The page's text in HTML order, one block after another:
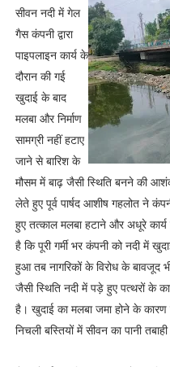
सीवन नदी में गेल
गैस कंपनी द्वारा
पाइपलाइन कार्य के
दौरान की गई
खुदाई के बाद
मलबा और निर्माण
सामग्री नहीं हटाए
जाने से बारिश के
मौसम में बाढ़ जैसी स्थिति बनने की
लेते हुए पूर्व पार्षद आशीष गहलोत ने
हुए तत्काल मलबा हटाने और अधूरे
है कि पूरी गर्मी भर कंपनी को नदी में
हुआ तब नागरिकों के विरोध के बावजूद
जैसी स्थिति नदी में पड़े हुए पत्थरों के
है। खुदाई का मलबा जमा होने के
निचली बस्तियों में सीवन का पानी